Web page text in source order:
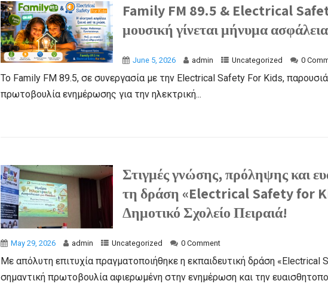
Family FM 89.5 & Electrical
μουσική γίνεται μήνυμα
June 5, 2026 admin Uncategorized 0
Το Family FM 89.5, σε συνεργασία με την Electrical Safety For Kids,
πρωτοβουλία ενημέρωσης για την ηλεκτρική...
Στιγμές γνώσης, πρόληψης και
τη δράση «Electrical Safety for
Δημοτικό Σχολείο Πειραιά!
May 29, 2026 admin Uncategorized 0 Comment
Με απόλυτη επιτυχία πραγματοποιήθηκε η εκπαιδευτική δράση «Electrical
σημαντική πρωτοβουλία αφιερωμένη στην ενημέρωση και την